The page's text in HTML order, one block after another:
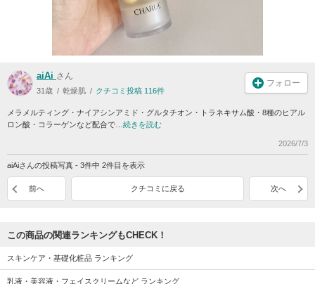
aiAi さん
31歳 乾燥肌 クチコミ投稿 116件
フォロー
メラメルティング・ナイアシンアミド・グルタチオン・トラネキサム酸・8種のヒアル
ロン酸・コラーゲンなど配合で… 続きを読む
2026/7/3
aiAiさんの投稿写真 - 3件中 2件目を表示
前へ クチコミに戻る 次へ
この商品の関連ランキングもCHECK！
スキンケア・基礎化粧品 ランキング
乳液・美容液・フェイスクリームなど ランキング